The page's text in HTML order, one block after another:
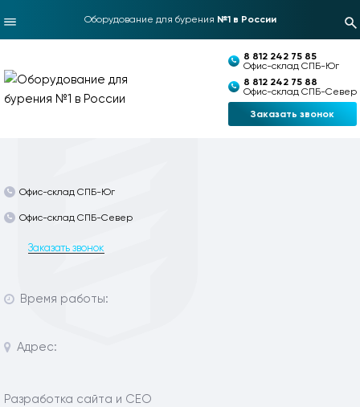
Оборудование для бурения №1 в России
8 812 242 75 85
Офис-склад СПБ-Юг
8 812 242 75 88
Офис-склад СПБ-Север
Заказать звонок
Офис-склад СПБ-Юг
Офис-склад СПБ-Север
Заказать звонок
Время работы:
Адрес:
Разработка сайта и СЕО